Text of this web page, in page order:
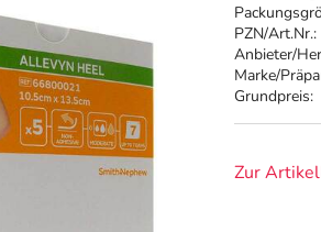
PZN/Art.Nr.:
Anbieter/
Marke/
Grundpreis:
Zur